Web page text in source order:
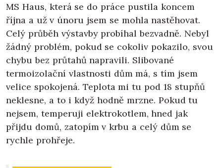
MS Haus, která se do práce pustila koncem
října a už v únoru jsem se mohla nastěhovat.
Celý průběh výstavby probíhal bezvadně. Nebyl
žádný problém, pokud se cokoliv pokazilo, svou
chybu bez průtahů napravili. Slibované
termoizolační vlastnosti dům má, s tím jsem
velice spokojená. Teplota mi tu pod 18 stupňů
neklesne, a to i když hodně mrzne. Pokud tu
nejsem, temperuji elektrokotlem, hned jak
přijdu domů, zatopím v krbu a celý dům se
rychle prohřeje.